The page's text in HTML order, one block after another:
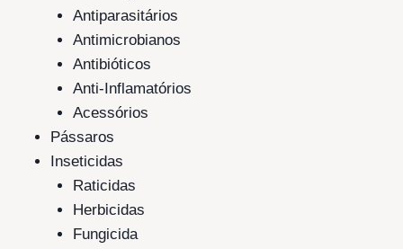
Antiparasitários
Antimicrobianos
Antibióticos
Anti-Inflamatórios
Acessórios
Pássaros
Inseticidas
Raticidas
Herbicidas
Fungicida